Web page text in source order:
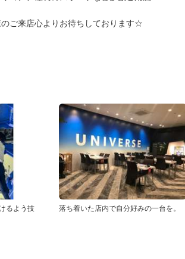
のご来店心よりお待ちしております☆
るよう技
落ち着いた店内で自分好みの一台を。